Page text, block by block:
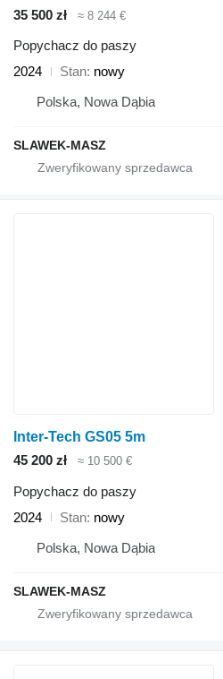
35 500 zł
≈ 8 244 €
Popychacz do paszy
2024
Stan nowy
Polska, Nowa Dąbia
SLAWEK-MASZ
Inter-Tech GS05 5m
45 200 zł
≈ 10 500 €
Popychacz do paszy
2024
Stan nowy
Polska, Nowa Dąbia
SLAWEK-MASZ